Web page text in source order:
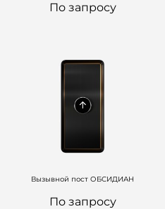
По запросу
Вызывной пост ОБСИДИАН
По запросу